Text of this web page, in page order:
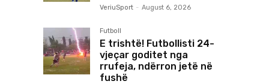
VeriuSport - August 6, 2026
Futboll
E trishtë! Futbollisti 24-
vjeçar goditet nga
rrufeja, ndërron jetë në
fushë